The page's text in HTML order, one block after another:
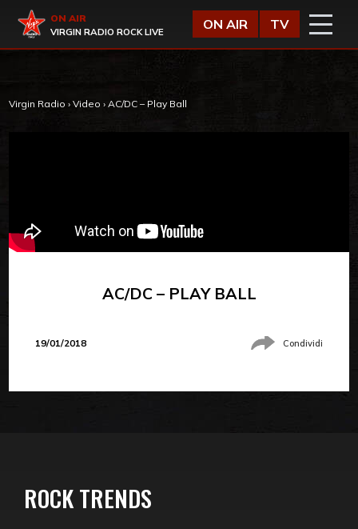
Virgin Radio
ON AIR
VIRGIN RADIO ROCK LIVE
ON AIR TV
Virgin Radio › Video › AC/DC – Play Ball
AC/DC – PLAY BALL
19/01/2018 Condividi
ROCK TRENDS